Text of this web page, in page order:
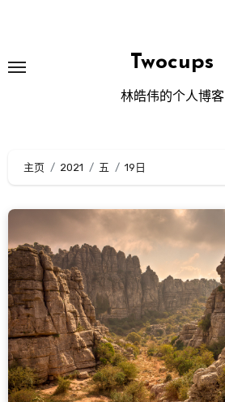
内
Twocups
林皓伟的个人博客
主页 2021 五 19日